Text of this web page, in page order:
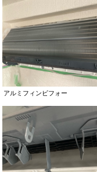
アルミフィンビフォー